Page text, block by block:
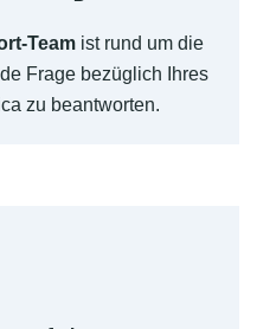
Teamist rund um die
Frage bezüglich Ihres
zu beantworten.